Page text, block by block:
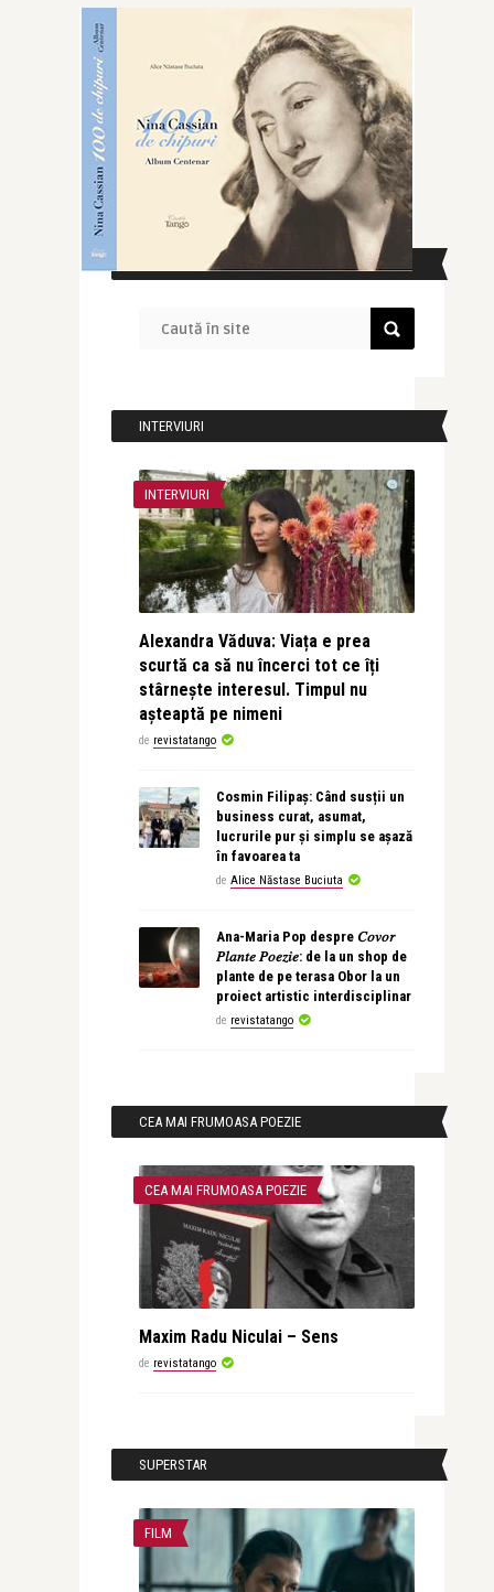
CAUTĂ ÎN SITE
INTERVIURI
INTERVIURI
Alexandra Văduva: Viața e prea
scurtă ca să nu încerci tot ce îți
stârnește interesul. Timpul nu
așteaptă pe nimeni
de revistatango
Cosmin Filipaș: Când susții un
business curat, asumat,
lucrurile pur și simplu se așază
în favoarea ta
de Alice Năstase Buciuta
Ana-Maria Pop despre 𝐶𝑜𝑣𝑜𝑟
𝑃𝑙𝑎𝑛𝑡𝑒 𝑃𝑜𝑒𝑧𝑖𝑒: de la un shop de
plante de pe terasa Obor la un
proiect artistic interdisciplinar
de revistatango
CEA MAI FRUMOASA POEZIE
CEA MAI FRUMOASA POEZIE
Maxim Radu Niculai – Sens
de revistatango
SUPERSTAR
FILM